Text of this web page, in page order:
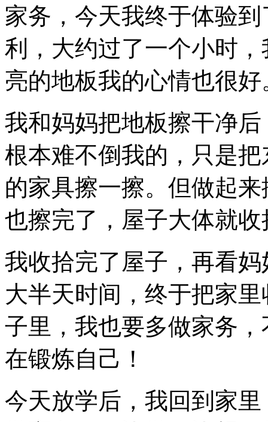
家务，今天我终于体验
利，大约过了一个小时
亮的地板我的心情也很好
我和妈妈把地板擦干净
根本难不倒我的，只是
的家具擦一擦。但做起
也擦完了，屋子大体就
我收拾完了屋子，再看
大半天时间，终于把家
子里，我也要多做家务
在锻炼自己！
今天放学后，我回到家